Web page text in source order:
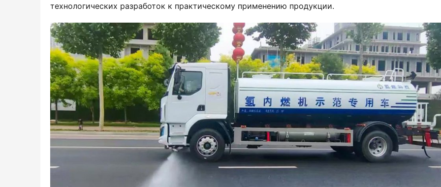
технологических разработок к практическому применению продукции.